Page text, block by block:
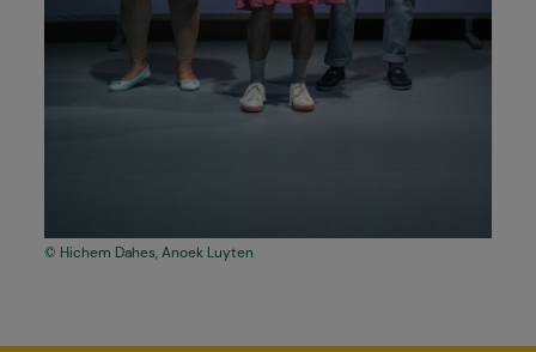
Hichem Dahes, Anoek Luyten